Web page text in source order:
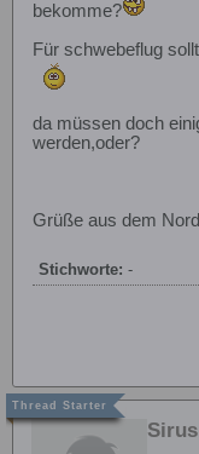
bekomme?
Für schwebeflug
da müssen doch
werden,oder?
Grüße aus dem
Stichworte: -
Sirus